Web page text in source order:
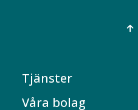
Tjänster
Våra bolag